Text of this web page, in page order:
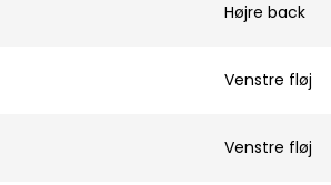
Højre back
Venstre fløj
Venstre fløj